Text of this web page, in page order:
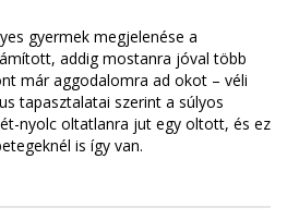
gyermek megjelenése a
addig mostanra jóval több
már aggodalomra ad okot – véli
tapasztalatai szerint a súlyos
nyolc oltatlanra jut egy oltott, és ez
is így van.